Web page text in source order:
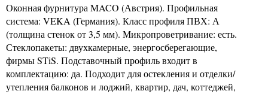
Оконная фурнитура MACO (Австрия). Профильная
система: VEKA (Германия). Класс профиля ПВХ: А
(толщина стенок от 3,5 мм). Микропроветривание: есть.
Стеклопакеты: двухкамерные, энергосберегающие,
фирмы STiS. Подставочный профиль входит в
комплектацию: да. Подходит для остекления и отделки/
утепления балконов и лоджий, квартир, дач, коттеджей,